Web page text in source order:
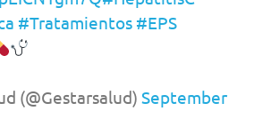
#Tratamientos #EPS
(@Gestarsalud) September